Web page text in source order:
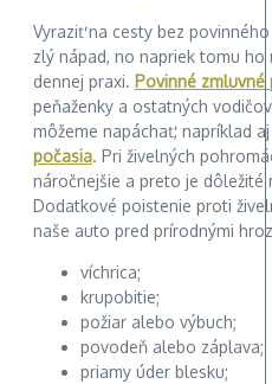
Vyraziť na cesty bez
zlý nápad, no napriek tomu ho
dennej praxi. Povinné zmluvné
peňaženky a ostatných
môžeme napáchať, napríklad aj
počasia. Pri živelných
náročnejšie a preto je dôležité
Dodatkové poistenie proti
naše auto pred prírodnými
víchrica;
krupobitie;
požiar alebo výbuch;
povodeň alebo záplava;
priamy úder blesku;